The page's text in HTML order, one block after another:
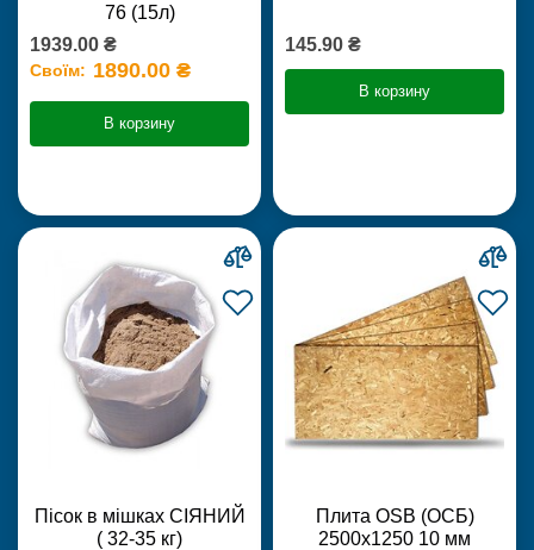
76 (15л)
1939.00 ₴
Своїм: 1890.00 ₴
В корзину
145.90 ₴
В корзину
Пісок в мішках СІЯНИЙ
( 32-35 кг)
Плита OSB (ОСБ)
2500х1250 10 мм